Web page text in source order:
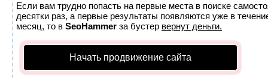
Если вам трудно попасть на первые места в поиске
десятки раз, а первые результаты появляются уже в
месяц, то в SeoHammer за бустер вернут деньги.
Начать продвижение сайта